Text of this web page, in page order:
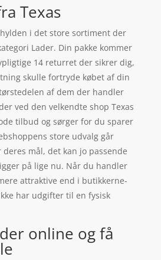
Texas
i det store sortiment der
Lader. Din pakke kommer
14 returret der sikrer dig,
skulle fortryde købet af din
af dem der handler
ved den velkendte shop Texas
tilbud og sørger for du sparer
store udvalg går
mål, det kan jo passende
på lige nu. Når du handler
attraktive end i butikkerne-
har udgifter til en fysisk
online og få